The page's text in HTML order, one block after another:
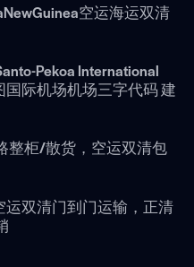
空运海运双清
Pekoa International
际机场机场三字代码 建
整柜/散货，空运双清包
双清门到门运输，正清